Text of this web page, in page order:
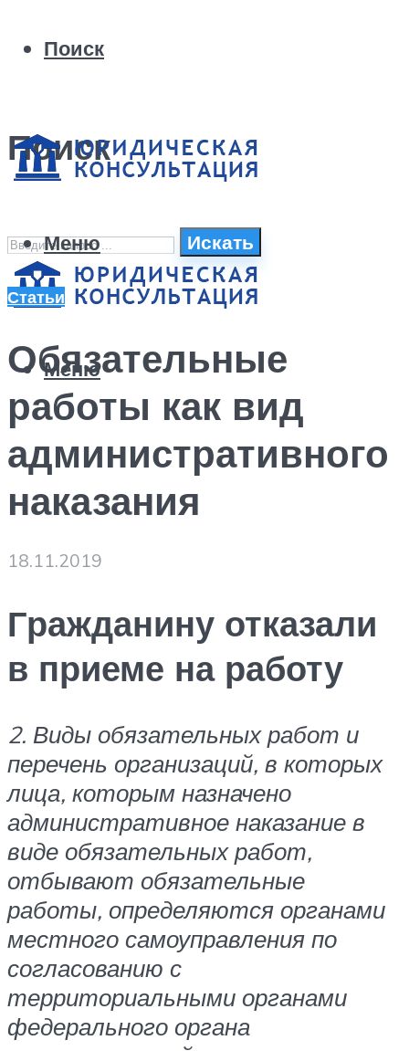
Поиск
Поиск
Искать
Меню
Меню
Статьи
Обязательные
работы как вид
административного
наказания
18.11.2019
Гражданину отказали
в приеме на работу
2. Виды обязательных работ и
перечень организаций, в которых
лица, которым назначено
административное наказание в
виде обязательных работ,
отбывают обязательные
работы, определяются органами
местного самоуправления по
согласованию с
территориальными органами
федерального органа